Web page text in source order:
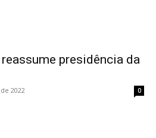
presidência da
2022 0